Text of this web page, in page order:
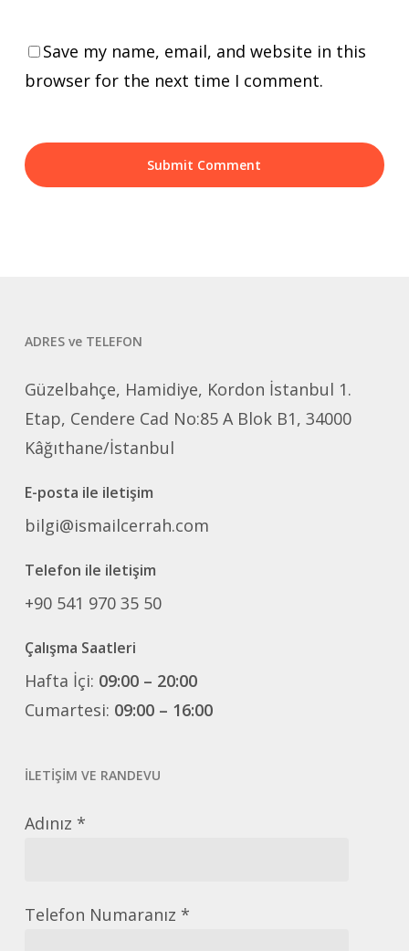
Save my name, email, and website in this
browser for the next time I comment.
ADRES ve TELEFON
Güzelbahçe, Hamidiye, Kordon İstanbul 1.
Etap, Cendere Cad No:85 A Blok B1, 34000
Kâğıthane/İstanbul
E-posta ile iletişim
bilgi@ismailcerrah.com
Telefon ile iletişim
+90 541 970 35 50
Çalışma Saatleri
Hafta İçi: 09:00 – 20:00
Cumartesi: 09:00 – 16:00
İLETİŞİM VE RANDEVU
Adınız *
Telefon Numaranız *